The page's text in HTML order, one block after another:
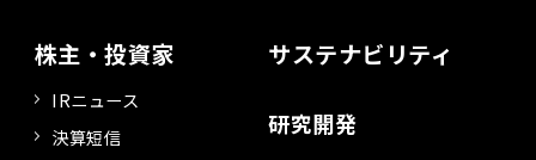
株主・投資家
IRニュース
決算短信
サステナビリティ
研究開発